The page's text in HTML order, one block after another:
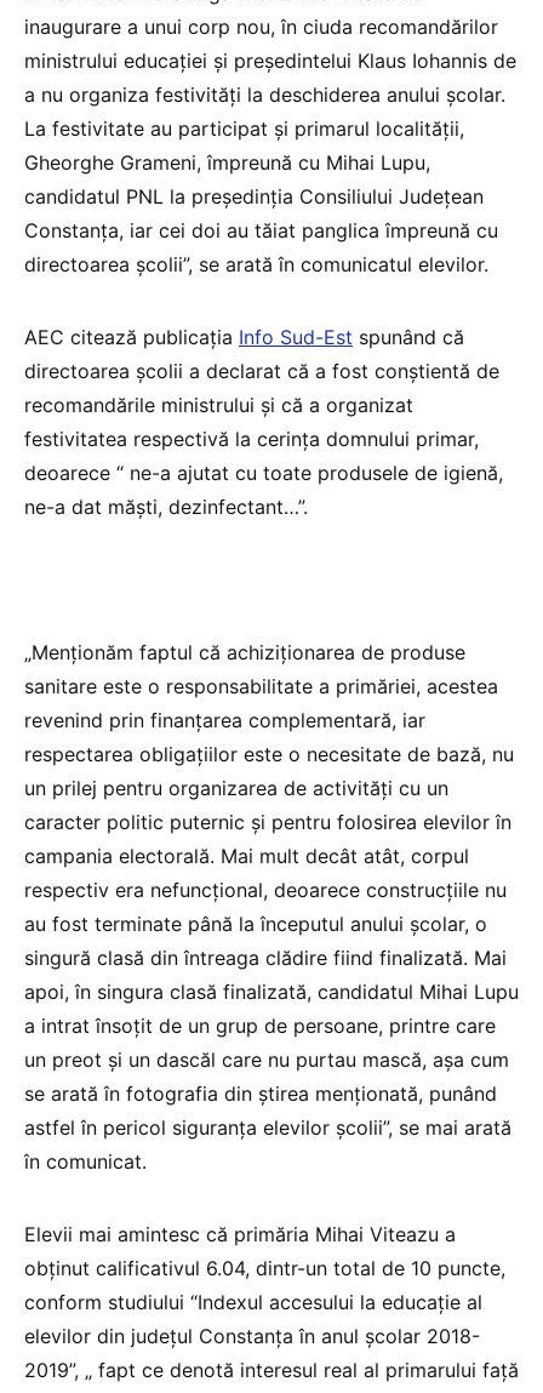
inaugurare a unui corp nou, în ciuda recomandărilor
ministrului educației și președintelui Klaus Iohannis de
a nu organiza festivități la deschiderea anului școlar.
La festivitate au participat și primarul localității,
Gheorghe Grameni, împreună cu Mihai Lupu,
candidatul PNL la președinția Consiliului Județean
Constanța, iar cei doi au tăiat panglica împreună cu
directoarea școlii”, se arată în comunicatul elevilor.
AEC citează publicația Info Sud-Est spunând că
directoarea școlii a declarat că a fost conștientă de
recomandările ministrului și că a organizat
festivitatea respectivă la cerința domnului primar,
deoarece “ ne-a ajutat cu toate produsele de igienă,
ne-a dat măști, dezinfectant…”.
„Menționăm faptul că achiziționarea de produse
sanitare este o responsabilitate a primăriei, acestea
revenind prin finanțarea complementară, iar
respectarea obligațiilor este o necesitate de bază, nu
un prilej pentru organizarea de activități cu un
caracter politic puternic și pentru folosirea elevilor în
campania electorală. Mai mult decât atât, corpul
respectiv era nefuncțional, deoarece construcțiile nu
au fost terminate până la începutul anului școlar, o
singură clasă din întreaga clădire fiind finalizată. Mai
apoi, în singura clasă finalizată, candidatul Mihai Lupu
a intrat însoțit de un grup de persoane, printre care
un preot și un dascăl care nu purtau mască, așa cum
se arată în fotografia din știrea menționată, punând
astfel în pericol siguranța elevilor școlii”, se mai arată
în comunicat.
Elevii mai amintesc că primăria Mihai Viteazu a
obținut calificativul 6.04, dintr-un total de 10 puncte,
conform studiului “Indexul accesului la educație al
elevilor din județul Constanța în anul școlar 2018-
2019”, „ fapt ce denotă interesul real al primarului față